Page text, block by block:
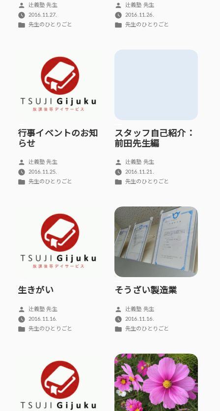
投
稿
者:
辻義塾 先生
2016.11.27.
カ
先生のひとりごと
投
稿
者:
辻義塾 先生
2016.11.26.
カ
先生のひとりごと
行事イベントのお知
らせ
投
稿
者:
辻義塾 先生
2016.11.25.
カ
先生のひとりごと
スタッフ自己紹介：
前田先生編
投
稿
者:
辻義塾 先生
2016.11.21.
カ
リ
ー:
先生のひとりごと
生きがい
投
稿
者:
辻義塾 先生
2016.11.16.
カ
先生のひとりごと
そうざい製造業
投
稿
者:
辻義塾 先生
2016.11.16.
カ
リ
ー:
先生のひとりごと